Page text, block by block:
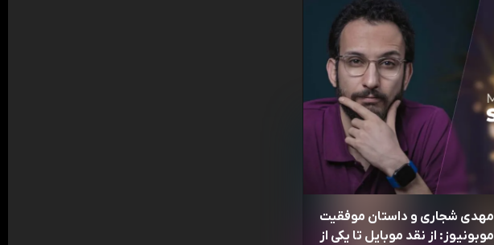
مهدی شجاری و داستان موفقیت
موبونیوز: از نقد موبایل تا یکی از